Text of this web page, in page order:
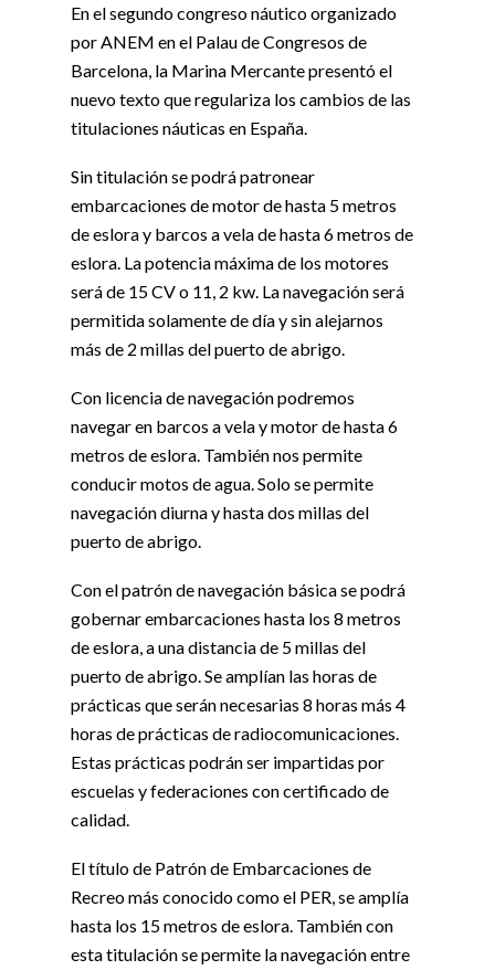
En el segundo congreso náutico organizado
por ANEM en el Palau de Congresos de
Barcelona, la Marina Mercante presentó el
nuevo texto que regulariza los cambios de las
titulaciones náuticas en España.
Sin titulación se podrá patronear
embarcaciones de motor de hasta 5 metros
de eslora y barcos a vela de hasta 6 metros de
eslora. La potencia máxima de los motores
será de 15 CV o 11, 2 kw. La navegación será
permitida solamente de día y sin alejarnos
más de 2 millas del puerto de abrigo.
Con licencia de navegación podremos
navegar en barcos a vela y motor de hasta 6
metros de eslora. También nos permite
conducir motos de agua. Solo se permite
navegación diurna y hasta dos millas del
puerto de abrigo.
Con el patrón de navegación básica se podrá
gobernar embarcaciones hasta los 8 metros
de eslora, a una distancia de 5 millas del
puerto de abrigo. Se amplían las horas de
prácticas que serán necesarias 8 horas más 4
horas de prácticas de radiocomunicaciones.
Estas prácticas podrán ser impartidas por
escuelas y federaciones con certificado de
calidad.
El título de Patrón de Embarcaciones de
Recreo más conocido como el PER, se amplía
hasta los 15 metros de eslora. También con
esta titulación se permite la navegación entre